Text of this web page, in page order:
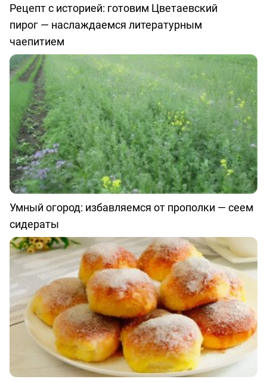
Рецепт с историей: готовим Цветаевский
пирог — наслаждаемся литературным
чаепитием
Умный огород: избавляемся от прополки — сеем
сидераты